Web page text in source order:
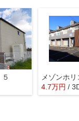
メゾンホ
4.7万円 /